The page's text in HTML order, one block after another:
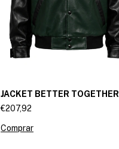
JACKET BETTER TOGETHER
€207,92
Comprar